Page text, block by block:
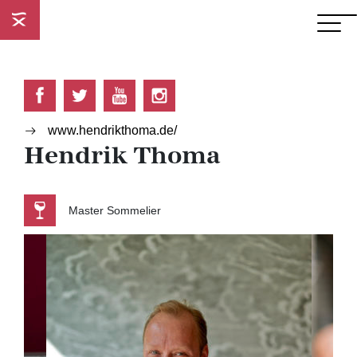
www.hendrikthoma.de/
Hendrik Thoma
Master Sommelier